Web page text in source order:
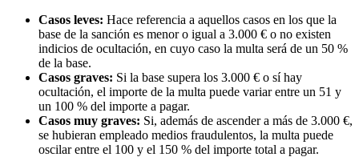
Casos leves: Hace referencia a aquellos casos en los que la
base de la sanción es menor o igual a 3.000 € o no existen
indicios de ocultación, en cuyo caso la multa será de un 50 %
de la base.
Casos graves: Si la base supera los 3.000 € o sí hay
ocultación, el importe de la multa puede variar entre un 51 y
un 100 % del importe a pagar.
Casos muy graves: Si, además de ascender a más de 3.000 €,
se hubieran empleado medios fraudulentos, la multa puede
oscilar entre el 100 y el 150 % del importe total a pagar.